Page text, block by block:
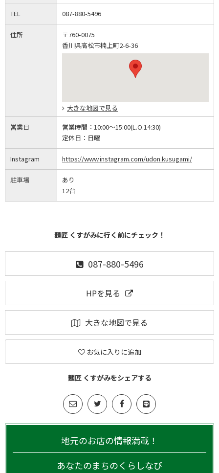
TEL 087-880-5496
住所
〒760-0075
香川県高松市楠上町2-6-36
大きな地図で見る
営業日 営業時間： 10:00～15:00(L.O.14:30)
定休日： 日曜
Instagram https://www.instagram.com/udon.kusugami/
駐車場
あり
12台
麺匠 くすがみに行く前にチェック！
087-880-5496
HPを見る
大きな地図で見る
お気に入りに追加
麺匠 くすがみをシェアする
地元のお店の情報満載！
あなたのまちのくらしなび